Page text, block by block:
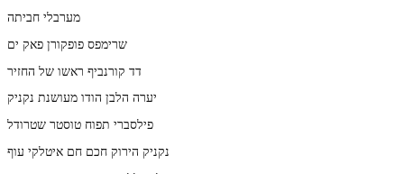
מערבלי חביתה
שרימפס פופקורן פאק ים
דד קורנביף ראשו של החזיר
יערה הלבן הודו מעושנת נקניק
פילסברי תפוח טוסטר שטרודל
נקניק הירוק חכם חם איטלקי עוף